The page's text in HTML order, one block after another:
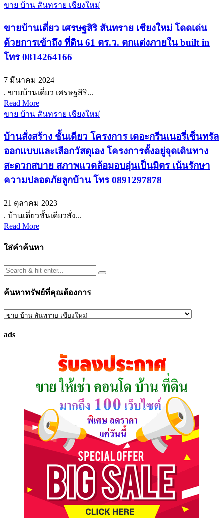
ขาย บ้าน สันทราย เชียงใหม่
ขายบ้านเดี่ยว เศรษฐสิริ สันทราย เชียงใหม่ โดดเด่น
ด้วยการเข้าถึง ที่ดิน 61 ตร.ว. ตกแต่งภายใน built in
โทร 0814264166
7 มีนาคม 2024
. ขายบ้านเดี่ยว เศรษฐสิริ...
Read More
ขาย บ้าน สันทราย เชียงใหม่
บ้านสั่งสร้าง ชั้นเดียว โครงการ เดอะกรีนเนอรี่เซ็นทรัล
ออกแบบและเลือกวัสดุเอง โครงการตั้งอยู่จุดเดินทาง
สะดวกสบาย สภาพแวดล้อมอบอุ่นเป็นมิตร เน้นรักษา
ความปลอดภัยลูกบ้าน โทร 0891297878
21 ตุลาคม 2023
. บ้านเดี่ยวชั้นเดียวสั่ง...
Read More
ใส่คำค้นหา
ค้นหาทรัพย์ที่คุณต้องการ
ค้นหา
ที่
ads